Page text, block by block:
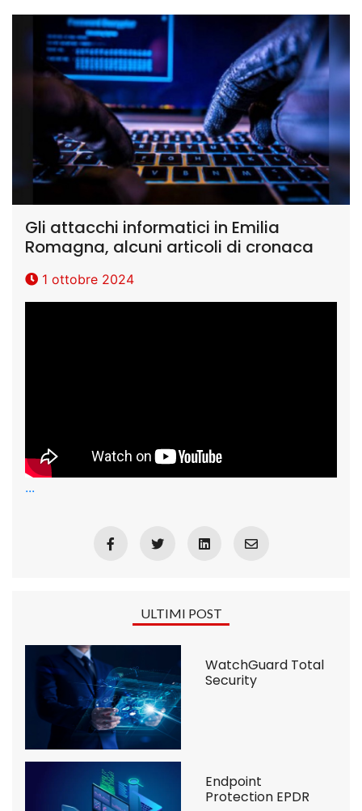
Gli attacchi informatici in Emilia
Romagna, alcuni articoli di cronaca
1 ottobre 2024
...
ULTIMI POST
WatchGuard Total
Security
Endpoint
Protection EPDR